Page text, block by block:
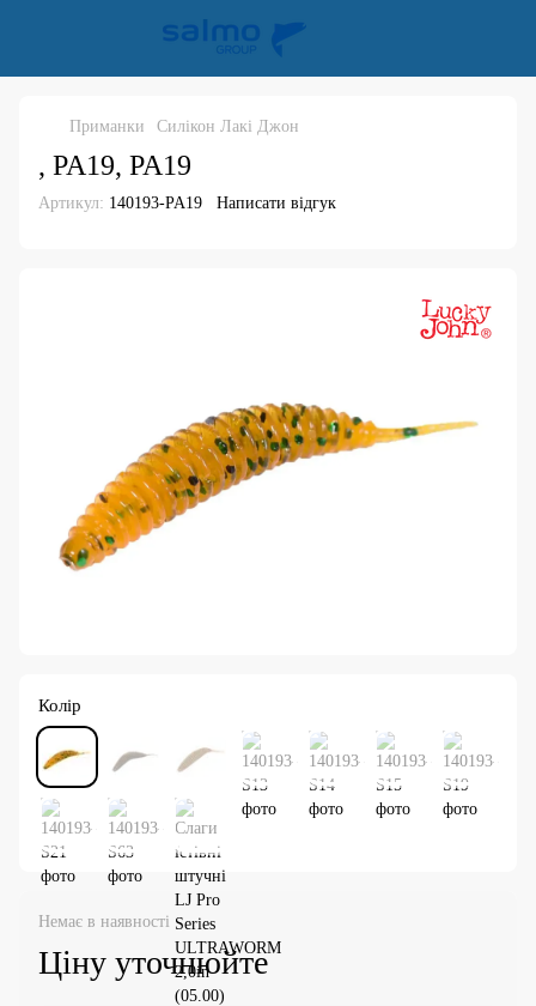
Приманки Силікон Лакі Джон
, PA19, PA19
Артикул: 140193-PA19 Написати відгук
Колір
Немає в наявності
Ціну уточнюйте